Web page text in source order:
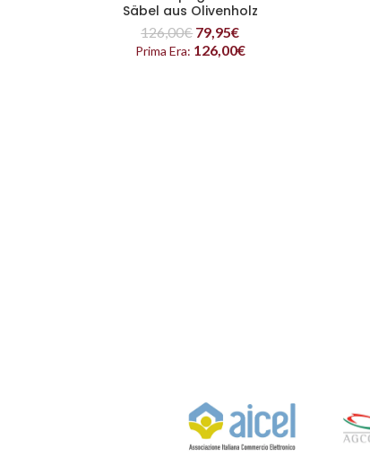
Säbel aus Olivenholz
126,00€ 79,95€
Prima Era: 126,00€